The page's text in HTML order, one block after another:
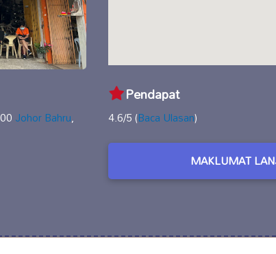
Johor Bahru,
Pendapat
4.6/5 (Baca Ulasan)
MAKLUMAT